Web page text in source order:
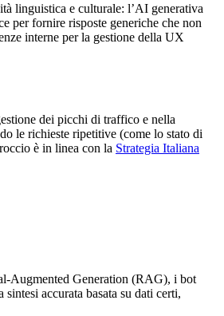
linguistica e culturale: l’AI generativa
per fornire risposte generiche che non
interne per la gestione della UX
dei picchi di traffico e nella
le richieste ripetitive (come lo stato di
è in linea con la Strategia Italiana
Augmented Generation (RAG), i bot
accurata basata su dati certi,